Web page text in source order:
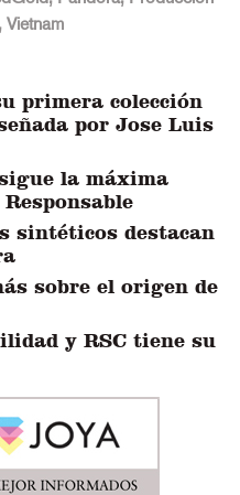
, Vietnam
primera colección
por Jose Luis
la máxima
sintéticos destacan
sobre el origen de
y RSC tiene su